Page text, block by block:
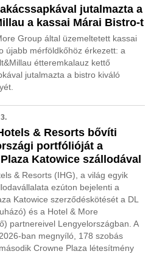
jutalmazta a
a kassai Márai Bistro-t
Group által üzemeltetett kassai
újabb mérföldkőhöz érkezett: a
étteremkalauz kettő
jutalmazta a bistro kiváló
& Resorts bővíti
portfólióját a
Katowice szállodával
& Resorts (IHG), a világ egyik
ezúton bejelenti a
Katowice szerződéskötését a DL
és a Hotel & More
partnereivel Lengyelországban. A
ban megnyíló, 178 szobás
Crowne Plaza létesítmény